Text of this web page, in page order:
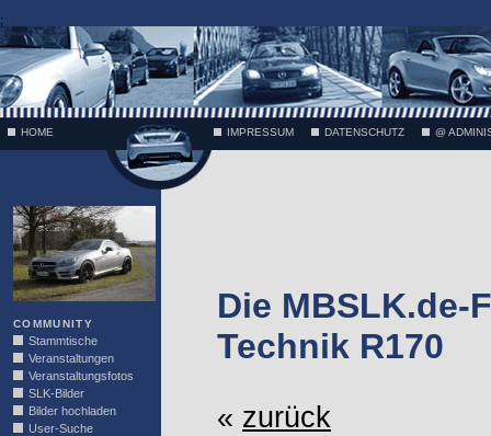
;
HOME IMPRESSUM DATENSCHUTZ @
COMMUNITY
Stammtische
Veranstaltungen
Veranstaltungsfotos
SLK-Bilder
Bilder hochladen
User-Suche
Die MBSLK.de-
Technik R170
« zurück